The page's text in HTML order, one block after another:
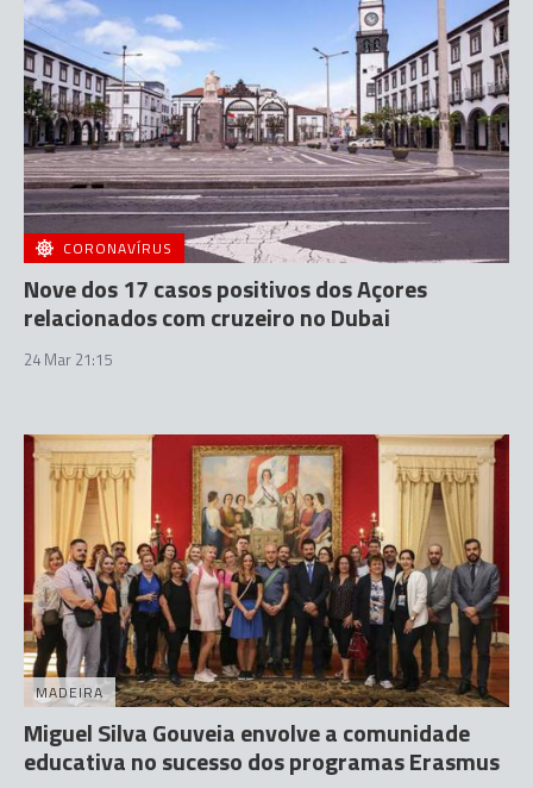
CORONAVÍRUS
Nove dos 17 casos positivos dos Açores
relacionados com cruzeiro no Dubai
24 Mar 21:15
MADEIRA
Miguel Silva Gouveia envolve a comunidade
educativa no sucesso dos programas Erasmus